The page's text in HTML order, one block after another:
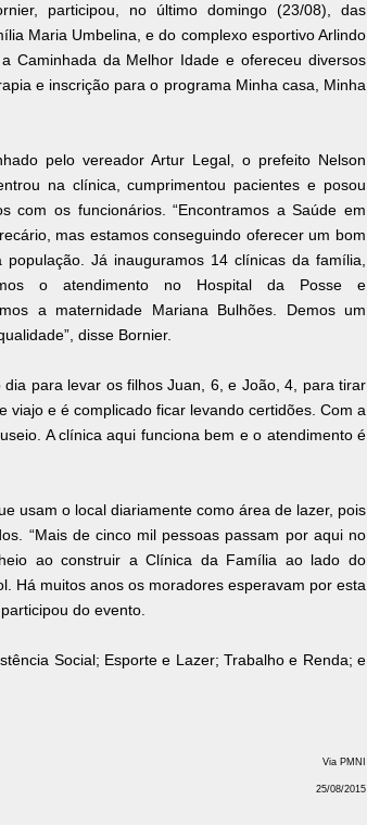
participou, no último domingo (23/08), das
Maria Umbelina, e do complexo esportivo Arlindo
Caminhada da Melhor Idade e ofereceu diversos
e inscrição para o programa Minha casa, Minha
pelo vereador Artur Legal, o prefeito Nelson
na clínica, cumprimentou pacientes e posou
com os funcionários. “Encontramos a Saúde em
mas estamos conseguindo oferecer um bom
população. Já inauguramos 14 clínicas da família,
o atendimento no Hospital da Posse e
a maternidade Mariana Bulhões. Demos um
disse Bornier.
para levar os filhos Juan, 6, e João, 4, para tirar
viajo e é complicado ficar levando certidões. Com a
A clínica aqui funciona bem e o atendimento é
usam o local diariamente como área de lazer, pois
“Mais de cinco mil pessoas passam por aqui no
ao construir a Clínica da Família ao lado do
Há muitos anos os moradores esperavam por esta
do evento.
Social; Esporte e Lazer; Trabalho e Renda; e
Via PMNI
25/08/2015